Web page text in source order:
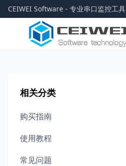
CEIWEI Software - 专业串口监控工具
相关分类
购买指南
使用教程
常见问题